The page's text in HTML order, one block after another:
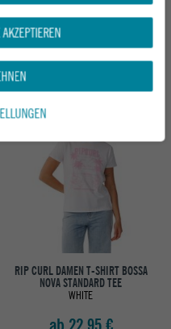
RIP CURL DAMEN SWEATSHIRT PARTY
WAVE CREW SLEEVE PRINTED
ab 65,95 €
RIP CURL DAMEN T-SHIRT BOSSA
NOVA STANDARD TEE
WHITE